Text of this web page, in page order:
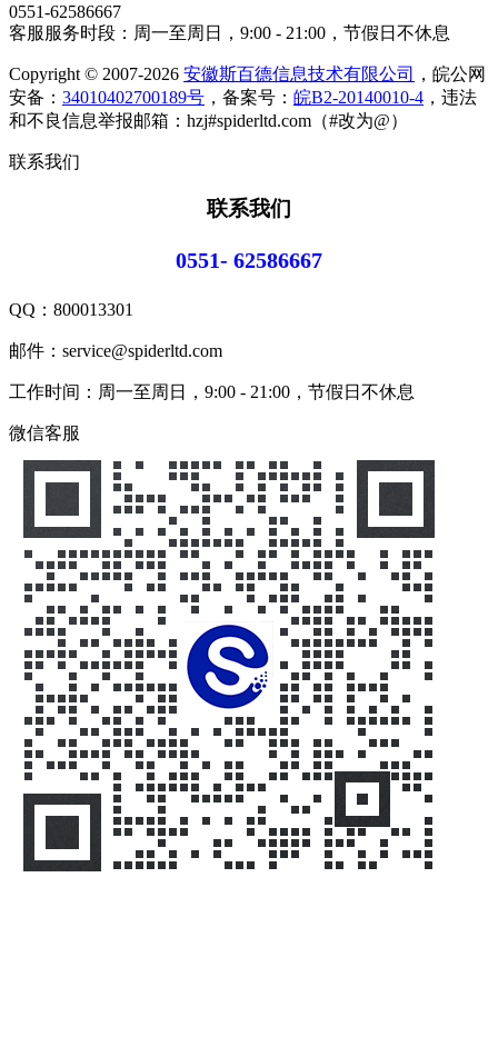
0551-62586667
客服服务时段：周一至周日，9:00 - 21:00，节假日不休息
Copyright © 2007-2026 安徽斯百德信息技术有限公司
，皖公网
安备： 34010402700189号 ，备案号： 皖B2-20140010-4 ，违法
和不良信息举报邮箱：hzj#spiderltd.com（#改为@）
联系我们
联系我们
0551- 62586667
QQ： 800013301
邮件：service@spiderltd.com
工作时间：周一至周日，9:00 - 21:00，节假日不休息
微信客服